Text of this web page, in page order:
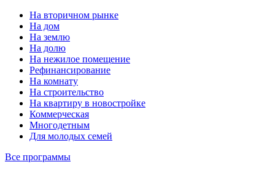
На вторичном рынке
На дом
На землю
На долю
На нежилое помещение
Рефинансирование
На комнату
На строительство
На квартиру в новостройке
Коммерческая
Многодетным
Для молодых семей
Все программы